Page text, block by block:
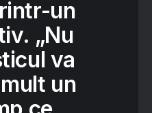
un
„Nu
va
un